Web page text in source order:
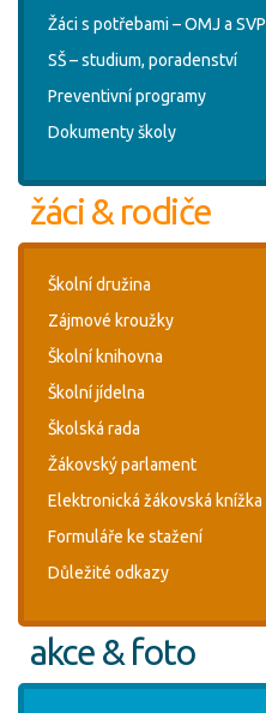
Žáci s potřebami – OMJ a SVP
SŠ – studium, poradenství
Preventivní programy
Dokumenty školy
žáci & rodiče
Školní družina
Zájmové kroužky
Školní knihovna
Školní jídelna
Školská rada
Žákovský parlament
Elektronická žákovská knížka
Formuláře ke stažení
Důležité odkazy
akce & foto